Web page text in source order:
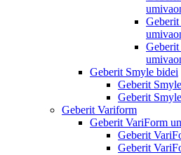
Geberit Smyle bidei
Geberit
Geberit
Geberit Variform
Geberit VariForm
Geberit
Geberit